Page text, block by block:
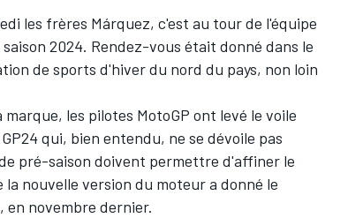
les frères Márquez, c'est au tour de l'équipe
2024. Rendez-vous était donné dans le
de sports d'hiver du nord du pays, non loin
les pilotes MotoGP ont levé le voile
qui, bien entendu, ne se dévoile pas
pré-saison doivent permettre d'affiner le
nouvelle version du moteur a donné le
en novembre dernier.